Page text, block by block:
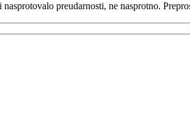
nasprotovalo preudarnosti, ne nasprotno.